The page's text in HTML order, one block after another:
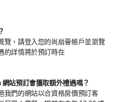
覽，請登入您的尚扇薈帳戶並瀏覽
的詳情將於預訂時在
站預訂會獲取額外禮遇嗎？
我們的網站以合資格房價預訂客